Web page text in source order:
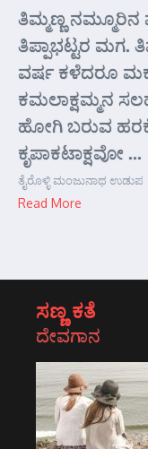
ತಿಮ್ಮಣ್ಣ ನಮ್ಮೂರಿನ
ತಿಪ್ಪಾಭಟ್ಟರ ಮಗ.
ವರ್ಷ ಕಳೆದರೂ
ಕಮಲಾಕ್ಷಮ್ಮನ
ಹೋಗಿ ಬರುವ ಹರಕೆ
ಕೃಪಾಕಟಾಕ್ಷವೋ ...
ತೈರೊಳ್ಳಿ ಮಂಜುನಾಥ ಉಡುಪ
Read More
ಸಣ್ಣ ಕತೆ
ದೇವಗಾನ